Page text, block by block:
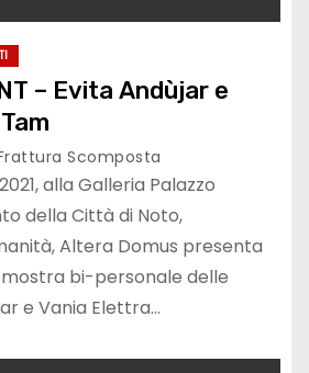
– Evita Andùjar e
Scomposta
alla Galleria Palazzo
della Città di Noto,
Altera Domus presenta
mostra bi-personale delle
e Vania Elettra…